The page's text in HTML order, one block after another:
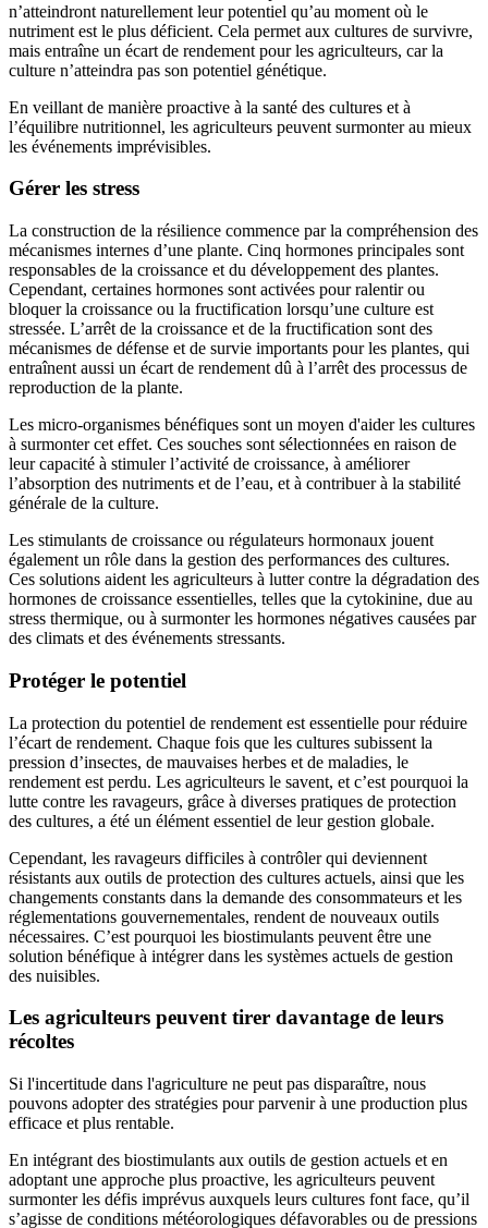
n’atteindront naturellement leur potentiel qu’au moment où le
nutriment est le plus déficient. Cela permet aux cultures de survivre,
mais entraîne un écart de rendement pour les agriculteurs, car la
culture n’atteindra pas son potentiel génétique.
En veillant de manière proactive à la santé des cultures et à
l’équilibre nutritionnel, les agriculteurs peuvent surmonter au mieux
les événements imprévisibles.
Gérer les stress
La construction de la résilience commence par la compréhension des
mécanismes internes d’une plante. Cinq hormones principales sont
responsables de la croissance et du développement des plantes.
Cependant, certaines hormones sont activées pour ralentir ou
bloquer la croissance ou la fructification lorsqu’une culture est
stressée. L’arrêt de la croissance et de la fructification sont des
mécanismes de défense et de survie importants pour les plantes, qui
entraînent aussi un écart de rendement dû à l’arrêt des processus de
reproduction de la plante.
Les micro-organismes bénéfiques sont un moyen d'aider les cultures
à surmonter cet effet. Ces souches sont sélectionnées en raison de
leur capacité à stimuler l’activité de croissance, à améliorer
l’absorption des nutriments et de l’eau, et à contribuer à la stabilité
générale de la culture.
Les stimulants de croissance ou régulateurs hormonaux jouent
également un rôle dans la gestion des performances des cultures.
Ces solutions aident les agriculteurs à lutter contre la dégradation des
hormones de croissance essentielles, telles que la cytokinine, due au
stress thermique, ou à surmonter les hormones négatives causées par
des climats et des événements stressants.
Protéger le potentiel
La protection du potentiel de rendement est essentielle pour réduire
l’écart de rendement. Chaque fois que les cultures subissent la
pression d’insectes, de mauvaises herbes et de maladies, le
rendement est perdu. Les agriculteurs le savent, et c’est pourquoi la
lutte contre les ravageurs, grâce à diverses pratiques de protection
des cultures, a été un élément essentiel de leur gestion globale.
Cependant, les ravageurs difficiles à contrôler qui deviennent
résistants aux outils de protection des cultures actuels, ainsi que les
changements constants dans la demande des consommateurs et les
réglementations gouvernementales, rendent de nouveaux outils
nécessaires. C’est pourquoi les biostimulants peuvent être une
solution bénéfique à intégrer dans les systèmes actuels de gestion
des nuisibles.
Les agriculteurs peuvent tirer davantage de leurs
récoltes
Si l'incertitude dans l'agriculture ne peut pas disparaître, nous
pouvons adopter des stratégies pour parvenir à une production plus
efficace et plus rentable.
En intégrant des biostimulants aux outils de gestion actuels et en
adoptant une approche plus proactive, les agriculteurs peuvent
surmonter les défis imprévus auxquels leurs cultures font face, qu’il
s’agisse de conditions météorologiques défavorables ou de pressions